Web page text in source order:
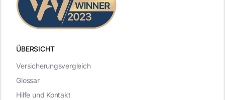
ÜBERSICHT
Versicherungsvergleich
Glossar
Hilfe und Kontakt